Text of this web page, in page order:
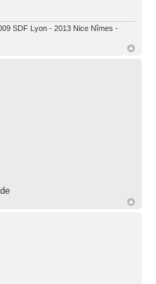
SDF Lyon - 2013 Nice Nîmes -